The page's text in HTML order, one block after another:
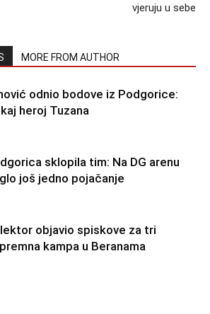
vjeruju u sebe
MORE FROM AUTHOR
odnio bodove iz Podgorice:
heroj Tuzana
sklopila tim: Na DG arenu
još jedno pojačanje
objavio spiskove za tri
kampa u Beranama